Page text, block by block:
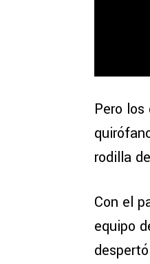
Pero
rodilla
Con el
equipo